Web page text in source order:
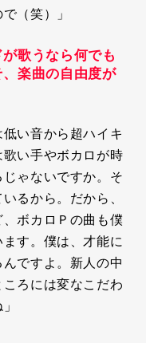
（笑）」
歌うなら何でも
楽曲の自由度が
低い音から超ハイキ
い手やボカロが時
ゃないですか。そ
るから。だから、
ボカロＰの曲も僕
す。僕は、才能に
ですよ。新人の中
ろには変なこだわ